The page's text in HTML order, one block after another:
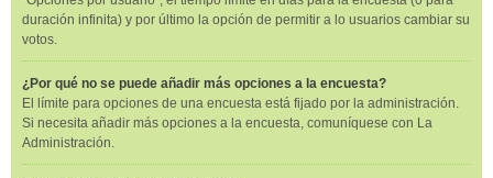
duración infinita) y por último la opción de permitir a lo usuarios cambiar su
votos.
¿Por qué no se puede añadir más opciones a la encuesta?
El límite para opciones de una encuesta está fijado por la administración.
Si necesita añadir más opciones a la encuesta, comuníquese con La
Administración.